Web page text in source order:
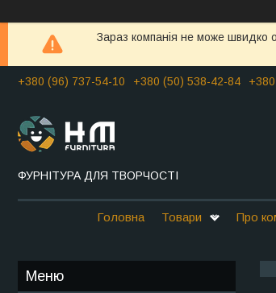
Зараз компанія не може швидко
+380 (96) 737-54-10 +380 (50) 538-42-84
ФУРНІТУРА ДЛЯ ТВОРЧОСТІ
Головна Товари Про